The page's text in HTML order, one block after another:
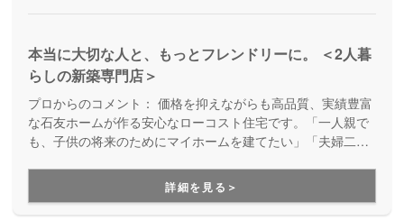
本当に大切な人と、もっとフレンドリーに。 ＜2人暮
らしの新築専門店＞
プロからのコメント： 価格を抑えながらも高品質、実績豊富
な石友ホームが作る安心なローコスト住宅です。「一人親で
も、子供の将来のためにマイホームを建てたい」「夫婦二人
イフスタイルに合わせたお家づくりを、明確な価格表示のも
とで進めることが出来るのが魅力の一つ。お家づくりを諦め
てしまう前に、是非一度足を運んでみてほしい会社です。
詳細を見る＞